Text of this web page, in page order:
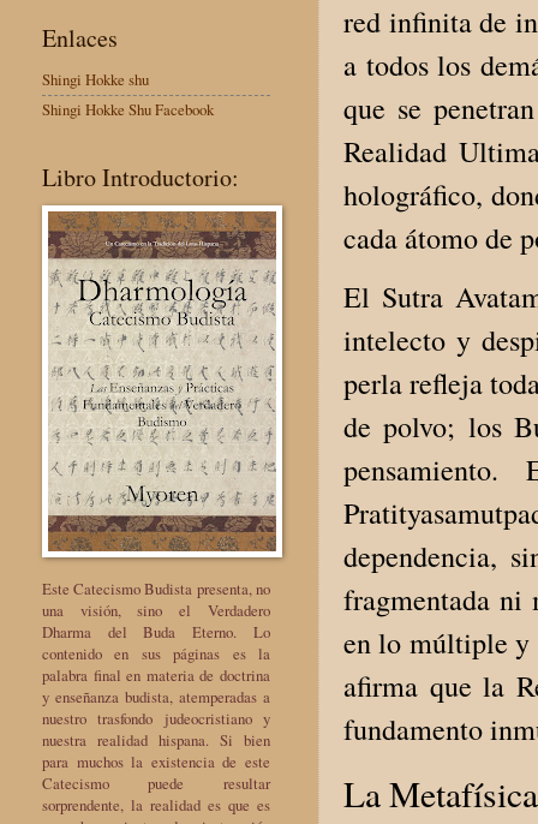
red infinita de
a todos los
que se
Realidad
holográfico,
cada átomo de
El Sutra
intelecto y
perla refleja
de polvo; los
pensamiento.
dependencia,
fragmentada
en lo múltiple y
afirma que la
fundamento
La
Enlaces
Shingi Hokke shu
Shingi Hokke Shu Facebook
Libro Introductorio:
Este Catecismo Budista presenta, no
una visión, sino el Verdadero
Dharma del Buda Eterno. Lo
contenido en sus páginas es la
palabra final en materia de doctrina
y enseñanza budista, atemperadas a
nuestro trasfondo judeocristiano y
nuestra realidad hispana. Si bien
para muchos la existencia de este
Catecismo puede resultar
sorprendente, la realidad es que es